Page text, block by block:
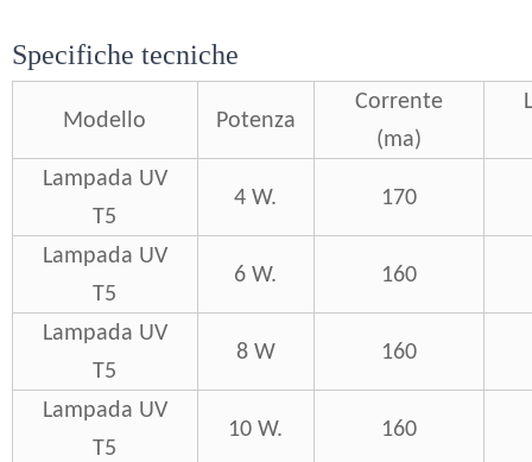
Specifiche tecniche
Modello Potenza
Corrente
(ma)
Lampada UV
T5
4 W. 170
Lampada UV
T5
6 W. 160
Lampada UV
T5
8 W 160
Lampada UV
T5
10 W. 160